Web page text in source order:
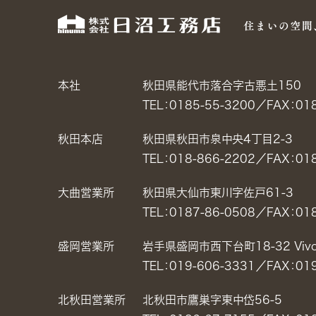
本社
秋田県能代市落合字古悪土150
TEL：0185-55-3200 ／ FAX：
秋田本店
秋田県秋田市泉中央4丁目2-3
TEL：018-866-2202 ／ FAX：
大曲営業所
秋田県大仙市東川字佐戸61-3
TEL：0187-86-0508 ／ FAX：
盛岡営業所
岩手県盛岡市西下台町18-32
TEL：019-606-3331
／ FAX：
北秋田営業所
北秋田市鷹巣字東中岱56-5